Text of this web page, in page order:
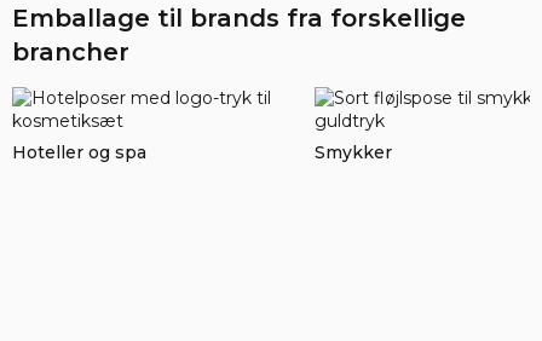
Emballage til brands fra forskellige
brancher
Hoteller og spa Smykker